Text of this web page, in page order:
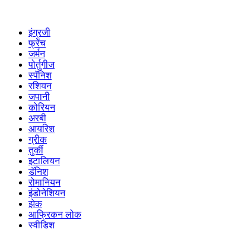
इंग्रजी
फ्रेंच
जर्मन
पोर्तुगीज
स्पॅनिश
रशियन
जपानी
कोरियन
अरबी
आयरिश
ग्रीक
तुर्की
इटालियन
डॅनिश
रोमानियन
इंडोनेशियन
झेक
आफ्रिकन लोक
स्वीडिश